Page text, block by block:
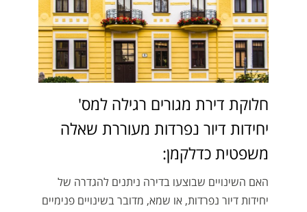
חלוקת דירת מגורים רגילה למס'
יחידות דיור נפרדות מעוררת שאלה
משפטית כדלקמן:
האם השינויים שבוצעו בדירה ניתנים להגדרה של
יחידות דיור נפרדות, או שמא, מדובר בשינויים פנימיים